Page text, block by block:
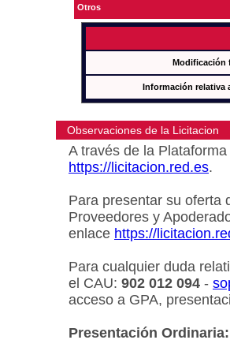
Otros
Modificación
Información relativa
Observaciones de la Licitacion
A través de la
https://licitacion.red.es.
Para presentar su oferta
Proveedores y
enlace https://
Para cualquier duda
el CAU: 902 012 094 -
acceso a GPA,
Presentación Ordinaria: